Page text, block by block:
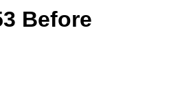
Before